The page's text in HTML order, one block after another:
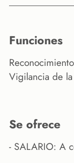
funciones
Vigilancia de
se ofrece
- SALARIO: A